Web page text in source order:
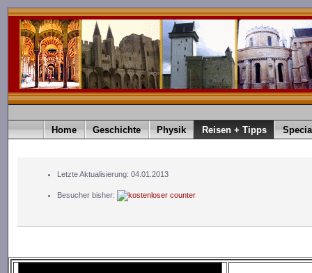
Home Geschichte Physik Reisen + Tipps
Letzte Aktualisierung: 04.01.2013
Besucher bisher: